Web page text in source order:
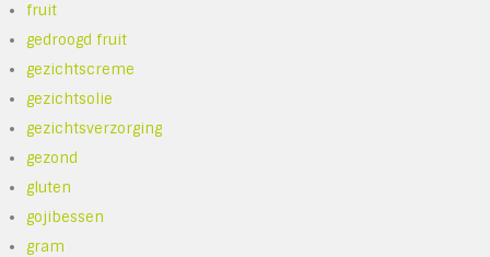
fruit
gedroogd fruit
gezichtscreme
gezichtsolie
gezichtsverzorging
gezond
gluten
gojibessen
gram